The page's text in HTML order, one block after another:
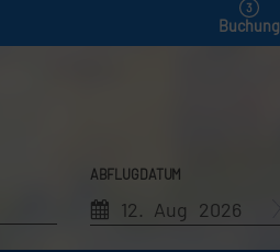
Buchung
ABFLUGDATUM
12. Aug 2026